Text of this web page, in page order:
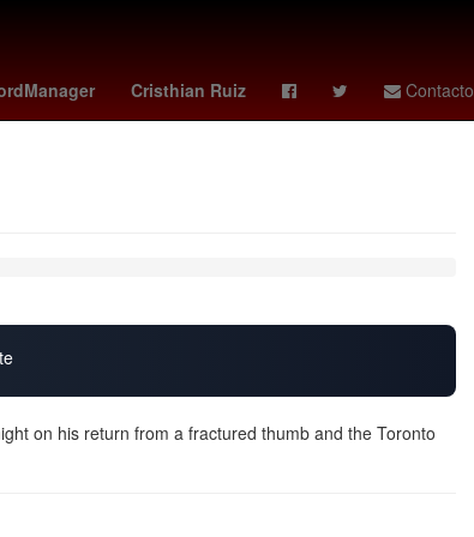
Cristhian Ruiz Contacto
schutz tormenta genevieve florence pugh
on his return from a fractured thumb and the Toronto